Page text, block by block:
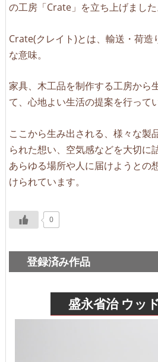
の工房「Crate」を立ち上げました
Crate(クレイト)とは、輸送・荷造
な意味。
家具、木工品を制作する工房から
て、心地よい生活の提案を行って
ここから生み出される、様々な製
られた想い、空気感などを大切に
あらゆる場所や人に届けようとの
けられています。
0
登録済み作品
盛永省治 ウッ